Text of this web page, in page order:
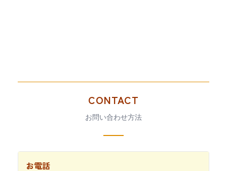
CONTACT
お問い合わせ方法
お電話